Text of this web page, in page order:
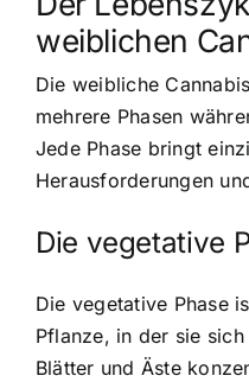
weiblichen
Die weibliche
mehrere Phasen
Jede Phase bringt
Herausforderungen
Die vegetative
Die vegetative Phase
Pflanze, in der sie
Blätter und Äste